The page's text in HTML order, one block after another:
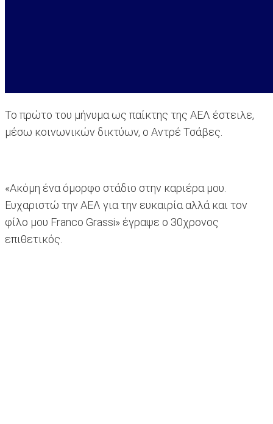
To πρώτο του μήνυμα ως παίκτης της ΑΕΛ έστειλε,
μέσω κοινωνικών δικτύων, ο Aντρέ Τσάβες.
«Ακόμη ένα όμορφο στάδιο στην καριέρα μου.
Ευχαριστώ την ΑΕΛ για την ευκαιρία αλλά και τον
φίλο μου Franco Grassi» έγραψε ο 30χρονος
επιθετικός.